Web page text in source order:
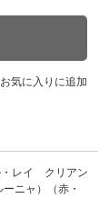
お気に入りに追加
・レイ クリアン
ニャ）（赤・